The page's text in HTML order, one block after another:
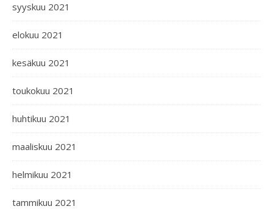
syyskuu 2021
elokuu 2021
kesäkuu 2021
toukokuu 2021
huhtikuu 2021
maaliskuu 2021
helmikuu 2021
tammikuu 2021